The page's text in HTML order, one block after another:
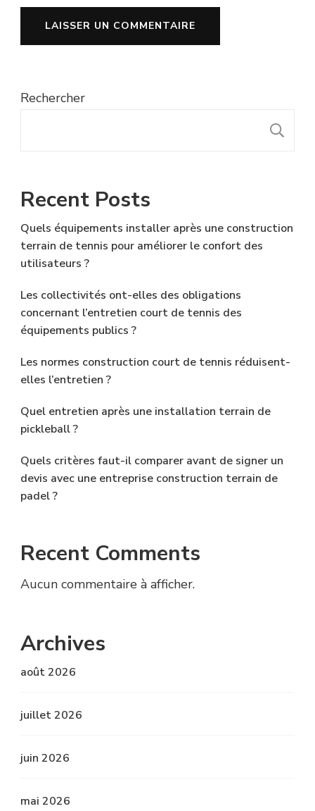
Rechercher
Recent Posts
Quels équipements installer après une construction
terrain de tennis pour améliorer le confort des
utilisateurs ?
Les collectivités ont-elles des obligations
concernant l’entretien court de tennis des
équipements publics ?
Les normes construction court de tennis réduisent-
elles l’entretien ?
Quel entretien après une installation terrain de
pickleball ?
Quels critères faut-il comparer avant de signer un
devis avec une entreprise construction terrain de
padel ?
Recent Comments
Aucun commentaire à afficher.
Archives
août 2026
juillet 2026
juin 2026
mai 2026